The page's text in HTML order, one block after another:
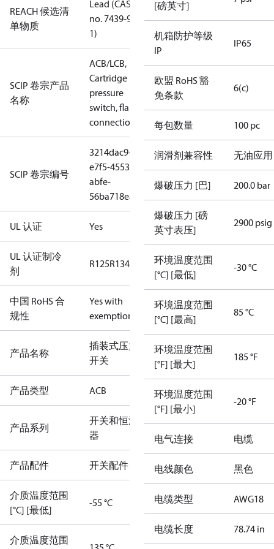
REACH 候选清
单物质
Lead (CAS
no. 7439-92-
1)
SCIP 卷宗产品
名称
ACB/LCB,
Cartridge
pressure
switch, flare
connection
SCIP 卷宗编号
3214dac9-
e7f5-4553-
abfe-
56ba718eab3c
UL 认证 Yes
UL 认证制冷
剂
R125R134a R404AR407CR407H R410A
中国 RoHS 合
规性
Yes with
exemptions
产品名称
插装式压力
开关
产品类型 ACB
产品系列
开关和恒温
器
产品配件 开关配件
介质温度范围
[°C] [最低]
-55 °C
介质温度范围
[磅英寸]
机箱防护等级
IP
IP65
欧盟 RoHS 豁
免条款
6(c)
每包数量 100 pc
润滑剂兼容性 无油应用
爆破压力 [巴] 200.0 bar
爆破压力 [磅
英寸表压]
2900 psig
环境温度范围
[°C] [最低]
-30 °C
环境温度范围
[°C] [最高]
85 °C
环境温度范围
[°F] [最大]
185 °F
环境温度范围
[°F] [最小]
-20 °F
电气连接 电缆
电线颜色 黑色
电缆类型 AWG18
电缆长度 78.74 in